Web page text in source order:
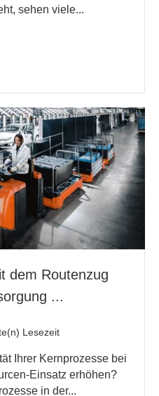
sehen viele...
dem Routenzug
...
Lesezeit
Ihrer Kernprozesse bei
Einsatz erhöhen?
in der...